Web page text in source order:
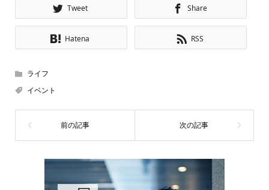
Tweet Share
Hatena RSS
ライフ
イベント